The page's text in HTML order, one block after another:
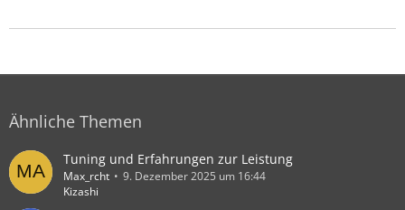
Ähnliche Themen
Tuning und Erfahrungen zur Leistung
Max_rcht
9. Dezember 2025 um 16:44
Kizashi